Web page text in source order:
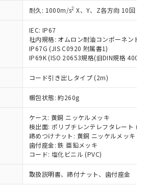
耐久: 1000m/s2 X、Y、Z各方向 10回
IEC: IP67
社内規格: オムロン耐油コンポーネント
IP67G (JIS C0920 附属書1)
IP69K (ISO 20653規格(旧DIN規格
コード引き出しタイプ (2m)
梱包状態: 約260g
ケース: 黄銅 ニッケルメッキ
検出面: ポリブチレンテレフタレート
締めつけナット: 黄銅 ニッケルメッキ
歯付座金: 鉄 亜鉛メッキ
コード: 塩化ビニル (PVC)
取扱説明書、締付ナット、歯付座金
づき作成されるものであり、閲
た時点での実際の在庫および標
とは異なる場合があることをご
ださい。
納期状況および標準価格はお客
取引先、またはお客様担当のオ
制御機器販売店・当社販売員に
ください。
ン制御機器販売店や当社販売拠
販売ネットワーク
」をご確認
況および標準価格結果を当社の
承諾なく第三者に漏洩または開
いようお願いします。
ーツ機能（部品リスト作成サー
をご利用いただくには、I-Web
ズにご登録されている必要が
以下、 水銀(Hg) 1000ppm以下、 カド
以下、
1000ppm以下、ポリ臭化ビフェニル
以下、ポリ臭化ジフェニルエーテル類
以下、フタル酸ビス(2-エチルヘキシ
：DOP) 1000ppm以下、フタル酸ブチ
） 1000ppm以下、フタル酸ジブチル
以下、フタル酸ジイソブチル
下
で産業用監視および制御機器に対する
類の４物質については閾値を超える意
り替え状況などにより、予定
ことがあります。
質の基準値 (GB/T26572)：
、 Hg(水銀) : 1000ppm、 Cd(カドミウ
) : 1000ppm、 PBBs(ポリ臭化ビフェ
、 PBDEs(ポリ臭化ジフェニルエーテ
ブチル) : 1000ppm、 DIBP(フタル酸ジ
、 BBP(フタル酸ブチルベンジ
使用期限
物質（10物質）のすべてが基
ることを示します。
の使用状況下において有害物
えいし、環境に深刻な影響を
数を意味します。
国外への提供する場合は、日本
の輸出許可(または役務取引許
得するなどの必要な手続きを
規制貨物を破棄する場合は、完
砕するなど、違法に輸出されな
必要な手段を講じます。
貴社製品を、核兵器、ミサイ
学兵器、生物兵器またはその他
びにこれらの製造装置等に一切
たしません。
、貴社製品を第三者に販売する
、上記1、2および3の内容を当
者に通知します。また当社は、
および販売に係わる関係者が違
出するおそれがある場合は、取
をいたしません。
定数以上の在庫あり
定数には満たないが在庫あり
庫なし(最新の在庫状況につ
ては、お客様のお取引先、ま
はお客様担当のオムロン制御
器販売店・当社販売員にご確
ください)
注生産機種、また在庫状況の
報を公開していない機種